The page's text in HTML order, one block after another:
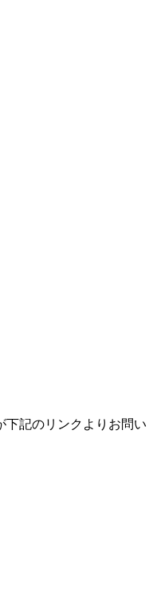
下記のリンクよりお問い